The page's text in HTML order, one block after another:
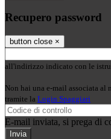
Recupero password
button close ×
all'indirizzo indicato con le
Non hai una e-mail associata al
tramite la Login Spaggiari
E-mail inviata, si prega di